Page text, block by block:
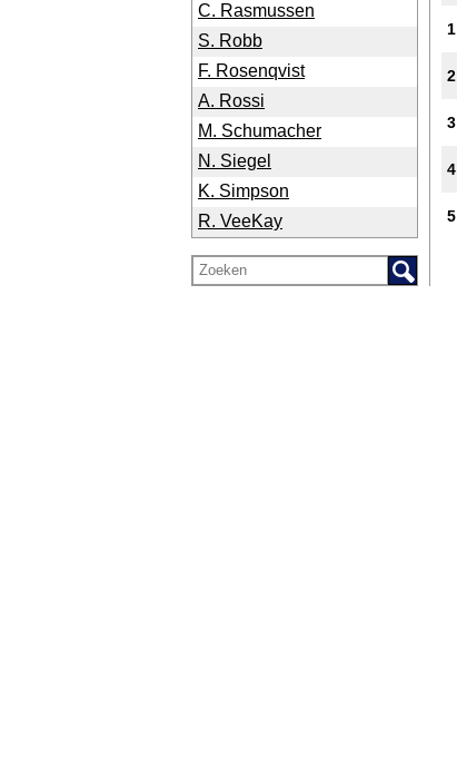
C. Rasmussen
S. Robb
F. Rosenqvist
A. Rossi
M. Schumacher
N. Siegel
K. Simpson
R. VeeKay
1
2
3
4
5